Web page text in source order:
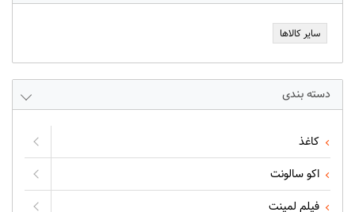
سایر کالاها
دسته بندی
کاغذ
اکو سالونت
فیلم لمینت